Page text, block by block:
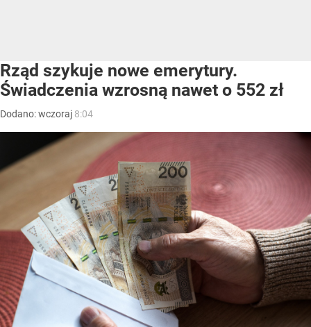
Rząd szykuje nowe emerytury.
Świadczenia wzrosną nawet o 552 zł
Dodano:wczoraj 8:04